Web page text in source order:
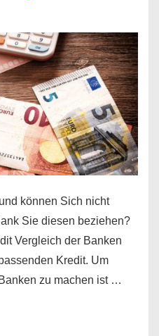
können Sich nicht
Sie diesen beziehen?
Vergleich der Banken
Kredit. Um
zu machen ist …